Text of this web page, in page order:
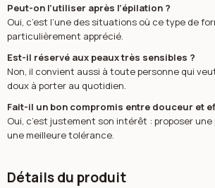
Peut-on l’utiliser après l’épilation ?
Oui, c’est l’une des situations où ce type de
particulièrement apprécié.
Est-il réservé aux peaux très sensibles ?
Non, il convient aussi à toute personne qui
doux à porter au quotidien.
Fait-il un bon compromis entre douceur et
Oui, c’est justement son intérêt : proposer
une meilleure tolérance.
Détails du produit